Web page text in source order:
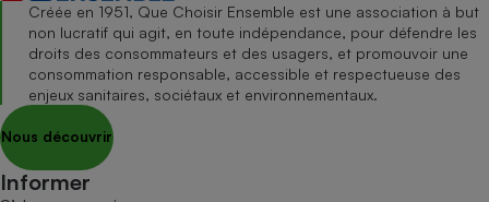
Créée en 1951, Que Choisir Ensemble est une association à but
non lucratif qui agit, en toute indépendance, pour défendre les
droits des consommateurs et des usagers, et promouvoir une
consommation responsable, accessible et respectueuse des
enjeux sanitaires, sociétaux et environnementaux.
Nous découvrir
Informer